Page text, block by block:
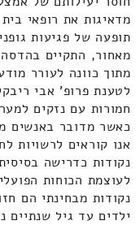
מדאיגות את רופאי
תופעה של פגיעות
מאחור, התקיים
מתוך כוונה לעורר
לטענת פרופ' אבי
חמורות עם נזקים
כאשר מדובר באנשים
נקודות כדרישה
נקודות מבחינתי הם